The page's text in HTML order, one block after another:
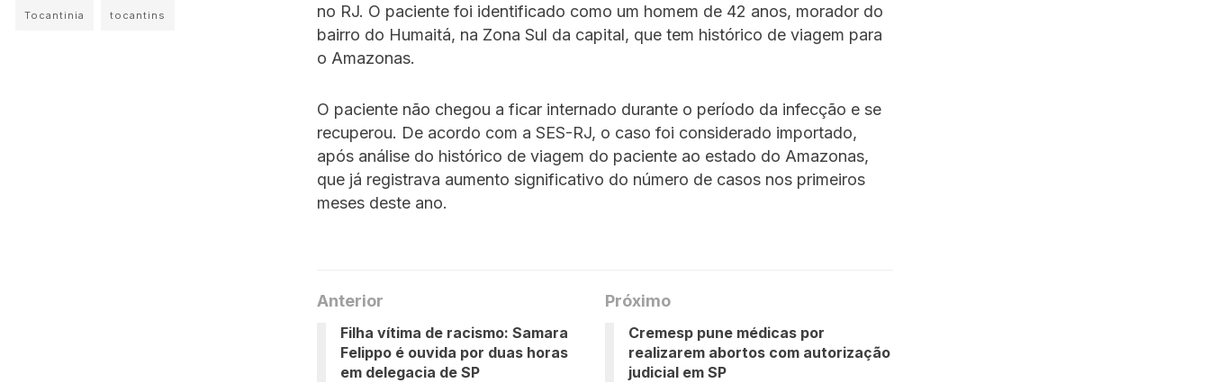
no RJ. O paciente foi identificado como um homem de 42 anos, morador do
bairro do Humaitá, na Zona Sul da capital, que tem histórico de viagem para
o Amazonas.
O paciente não chegou a ficar internado durante o período da infecção e se
recuperou. De acordo com a SES-RJ, o caso foi considerado importado,
após análise do histórico de viagem do paciente ao estado do Amazonas,
que já registrava aumento significativo do número de casos nos primeiros
meses deste ano.
Anterior
Filha vítima de racismo: Samara
Felippo é ouvida por duas horas
em delegacia de SP
Próximo
Cremesp pune médicas por
realizarem abortos com autorização
judicial em SP
Tocantinia tocantins